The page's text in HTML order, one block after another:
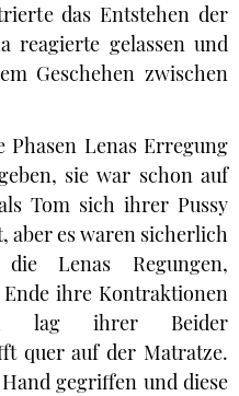
das Entstehen der
reagierte gelassen und
Geschehen zwischen
Phasen Lenas Erregung
sie war schon auf
Tom sich ihrer Pussy
aber es waren sicherlich
Lenas Regungen,
Ende ihre Kontraktionen
lag ihrer Beider
quer auf der Matratze.
gegriffen und diese